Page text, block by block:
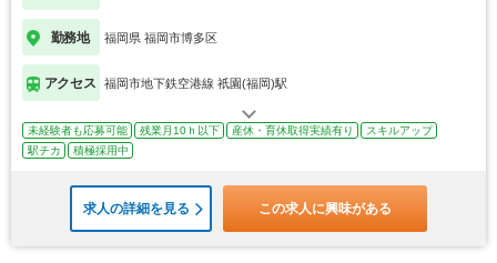
勤務地 福岡県 福岡市博多区
アクセス 福岡市地下鉄空港線 祇園(福岡)駅
未経験者も応募可能 残業月10ｈ以下 産休・育休取得実績有り
スキルアップ
駅チカ
積極採用中
求人の詳細を見る この求人に興味がある